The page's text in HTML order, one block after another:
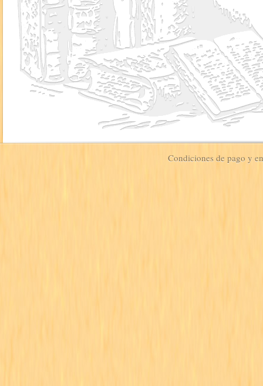
Condiciones de pago y